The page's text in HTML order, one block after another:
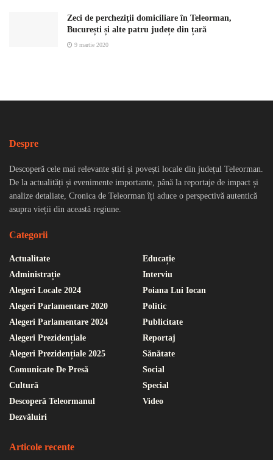
Zeci de percheziţii domiciliare în Teleorman,
București și alte patru județe din țară
9 martie 2020
Despre
Descoperă cele mai relevante știri și povești locale din județul Teleorman.
De la actualități și evenimente importante, până la reportaje de impact și
analize detaliate, Cronica de Teleorman îți aduce o perspectivă autentică
asupra vieții din această regiune.
Categorii
Actualitate
Administrație
Alegeri Locale 2024
Alegeri Parlamentare 2020
Alegeri Parlamentare 2024
Alegeri Prezidențiale
Alegeri Prezidențiale 2025
Comunicate De Presă
Cultură
Descoperă Teleormanul
Dezvăluiri
Educație
Interviu
Poiana Lui Iocan
Politic
Publicitate
Reportaj
Sănătate
Social
Special
Video
Articole recente